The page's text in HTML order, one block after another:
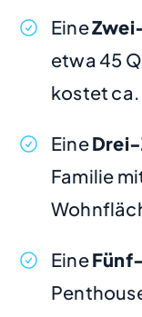
Eine
etwa 45
kostet ca.
Eine
Familie
Eine